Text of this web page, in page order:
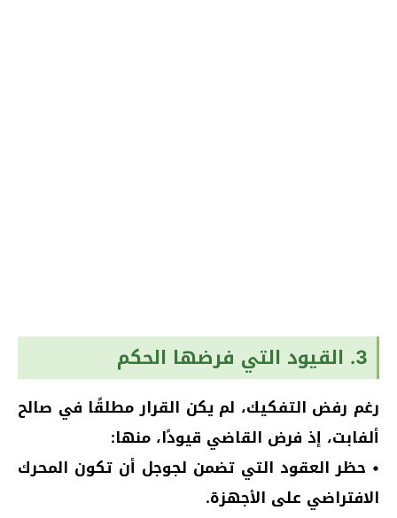
3. القيود التي فرضها الحكم
رغم رفض التفكيك، لم يكن القرار مطلقًا في صالح
ألفابت، إذ فرض القاضي قيودًا، منها:
• حظر العقود التي تضمن لجوجل أن تكون المحرك
الافتراضي على الأجهزة.